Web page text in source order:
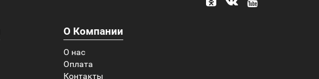
О Компании
О нас
Оплата
Контакты